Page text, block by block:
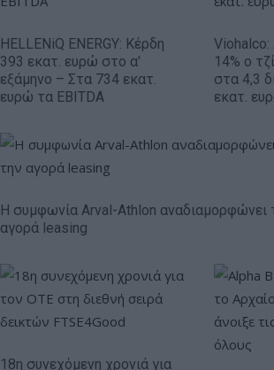
HELLENiQ ENERGY: Κέρδη
393 εκατ. ευρώ στο α'
εξάμηνο – Στα 734 εκατ.
ευρώ τα EBITDA
14% ο
στα 4,3
εκατ.
Η συμφωνία Arval-Athlon αναδιαμορφώνει
αγορά leasing
18η συνεχόμενη χρονιά για